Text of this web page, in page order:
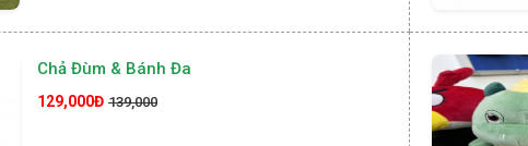
Chả Đùm & Bánh Đa
129,000Đ 139,000